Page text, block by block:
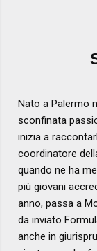
Nato a Palermo
sconfinata
inizia a
coordinatore
quando ne ha
più giovani
anno, passa a
da inviato
anche in